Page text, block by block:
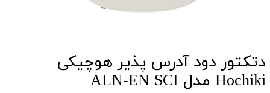
دتکتور دود آدرس پذیر هوچیکی
Hochiki مدل ALN-EN SCI